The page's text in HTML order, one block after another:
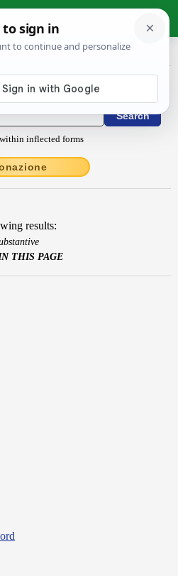
Dictionary
inflected forms
results:
THIS PAGE